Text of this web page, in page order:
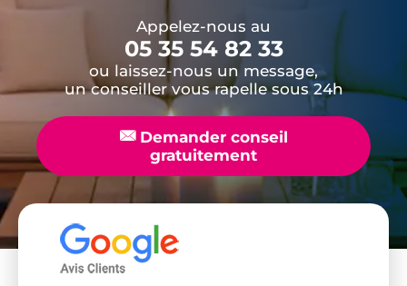
Appelez-nous au
05 35 54 82 33
ou laissez-nous un message,
un conseiller vous rapelle sous 24h
📧Demander conseil
gratuitement